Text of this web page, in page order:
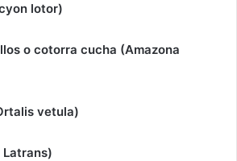
lotor)
o cotorra cucha (Amazona
vetula)
Latrans)